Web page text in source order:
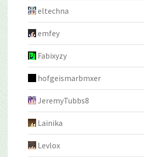
eltechna
emfey
Fabixyzy
hofgeismarbmxer
JeremyTubbs8
Lainika
Levlox